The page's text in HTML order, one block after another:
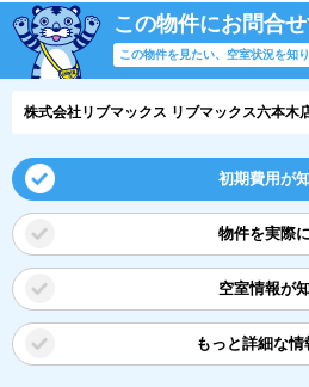
この物件にお問合
この物件を見たい、空室状況を知
株式会社リブマックス リブマックス六本木
初期費用が
物件を実際
空室情報が
もっと詳細な